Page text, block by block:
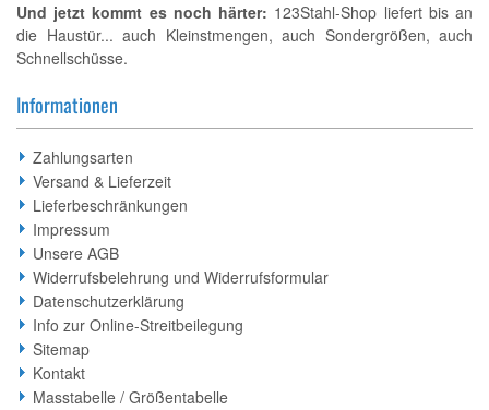
Und jetzt kommt es noch härter: 123Stahl-Shop liefert bis an
die Haustür... auch Kleinstmengen, auch Sondergrößen, auch
Schnellschüsse.
Informationen
Zahlungsarten
Versand & Lieferzeit
Lieferbeschränkungen
Impressum
Unsere AGB
Widerrufsbelehrung und Widerrufsformular
Datenschutzerklärung
Info zur Online-Streitbeilegung
Sitemap
Kontakt
Masstabelle / Größentabelle